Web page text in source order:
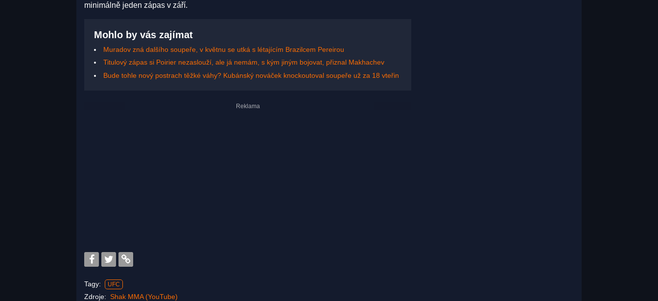
minimálně jeden zápas v září.
Mohlo by vás zajímat
Muradov zná dalšího soupeře, v květnu se utká s létajícím Brazilcem Pereirou
Titulový zápas si Poirier nezaslouží, ale já nemám, s kým jiným bojovat, přiznal Makhachev
Bude tohle nový postrach těžké váhy? Kubánský nováček knockoutoval soupeře už za 18 vteřin
Tagy: UFC
Zdroje: Shak MMA (YouTube)